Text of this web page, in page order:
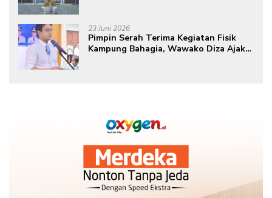
23 Juni 2026
Pimpin Serah Terima Kegiatan Fisik
Kampung Bahagia, Wawako Diza Ajak